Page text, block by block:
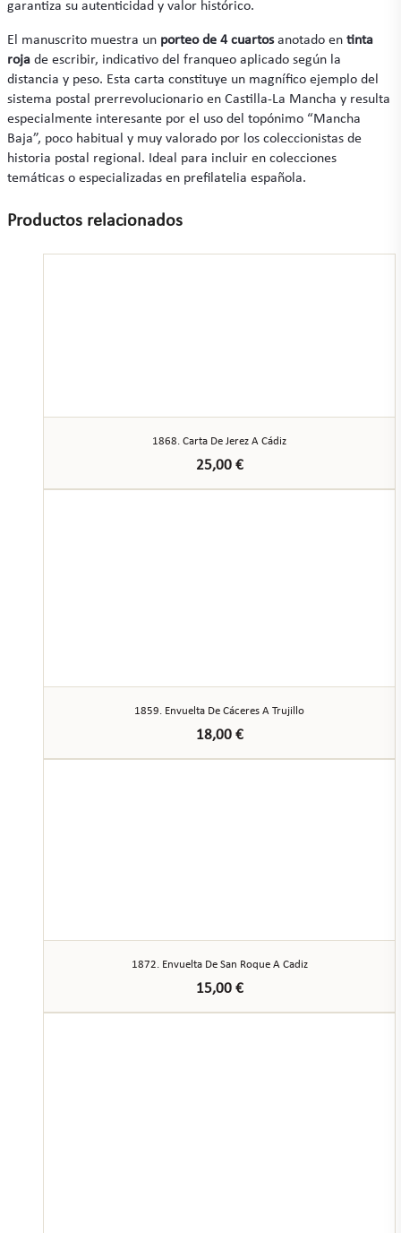
garantiza su autenticidad y valor histórico.
El manuscrito muestra un porteo de 4 cuartosanotado en tinta
roja de escribir, indicativo del franqueo aplicado según la
distancia y peso. Esta carta constituye un magnífico ejemplo del
sistema postal prerrevolucionario en Castilla-La Mancha y resulta
especialmente interesante por el uso del topónimo “Mancha
Baja”, poco habitual y muy valorado por los coleccionistas de
historia postal regional. Ideal para incluir en colecciones
temáticas o especializadas en prefilatelia española.
Productos relacionados
1868. Carta De Jerez A Cádiz
25,00 €
1859. Envuelta De Cáceres A Trujillo
18,00 €
1872. Envuelta De San Roque A Cadiz
15,00 €